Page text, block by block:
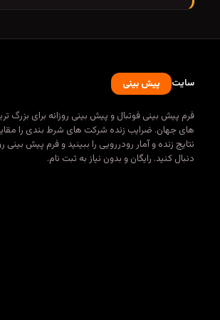
سایت پیش بینی
فرم پیش بینی فوتبال و پیش بینی روزانه برای بزرگ
های جهان. ضرایب زنده شرکت های شرط بندی را
نتایج زنده و آمار رودررویی را ببینید و فرم پیش بینی
دنبال کنید. رایگان و بدون نیاز به ثبت نام.